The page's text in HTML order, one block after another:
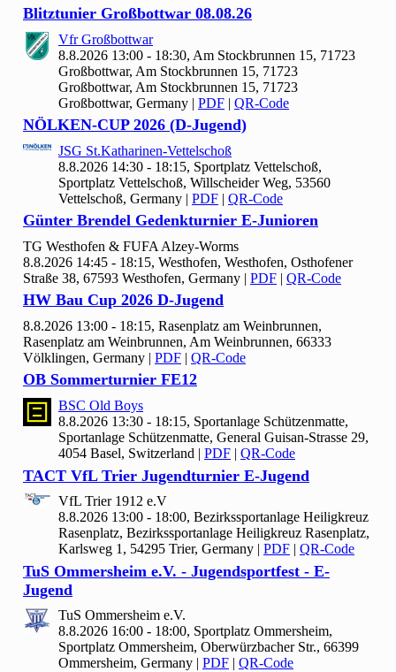
Blitztunier Großbottwar 08.08.26
Vfr Großbottwar
8.8.2026 13:00 - 18:30, Am Stockbrunnen 15, 71723
Großbottwar, Am Stockbrunnen 15, 71723
Großbottwar, Am Stockbrunnen 15, 71723
Großbottwar, Germany | PDF | QR-Code
NÖLKEN-CUP 2026 (D-Jugend)
JSG St.Katharinen-Vettelschoß
8.8.2026 14:30 - 18:15, Sportplatz Vettelschoß,
Sportplatz Vettelschoß, Willscheider Weg, 53560
Vettelschoß, Germany | PDF | QR-Code
Günter Brendel Gedenkturnier E-Junioren
TG Westhofen & FUFA Alzey-Worms
8.8.2026 14:45 - 18:15, Westhofen, Westhofen, Osthofener
Straße 38, 67593 Westhofen, Germany | PDF | QR-Code
HW Bau Cup 2026 D-Jugend
8.8.2026 13:00 - 18:15, Rasenplatz am Weinbrunnen,
Rasenplatz am Weinbrunnen, Am Weinbrunnen, 66333
Völklingen, Germany | PDF | QR-Code
OB Sommerturnier FE12
BSC Old Boys
8.8.2026 13:30 - 18:15, Sportanlage Schützenmatte,
Sportanlage Schützenmatte, General Guisan-Strasse 29,
4054 Basel, Switzerland | PDF | QR-Code
TACT VfL Trier Jugendturnier E-Jugend
VfL Trier 1912 e.V
8.8.2026 13:00 - 18:00, Bezirkssportanlage Heiligkreuz
Rasenplatz, Bezirkssportanlage Heiligkreuz Rasenplatz,
Karlsweg 1, 54295 Trier, Germany | PDF | QR-Code
TuS Ommersheim e.V. - Jugendsportfest - E-
Jugend
TuS Ommersheim e.V.
8.8.2026 16:00 - 18:00, Sportplatz Ommersheim,
Sportplatz Ommersheim, Oberwürzbacher Str., 66399
Ommersheim, Germany | PDF | QR-Code